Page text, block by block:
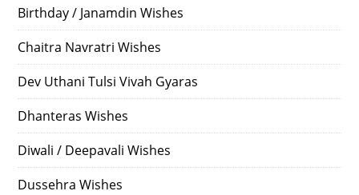
Birthday / Janamdin Wishes
Chaitra Navratri Wishes
Dev Uthani Tulsi Vivah Gyaras
Dhanteras Wishes
Diwali / Deepavali Wishes
Dussehra Wishes